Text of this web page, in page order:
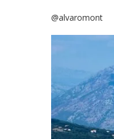
@alvaromont